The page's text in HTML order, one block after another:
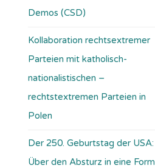
Demos (CSD)
Kollaboration rechtsextremer
Parteien mit katholisch-
nationalistischen –
rechtstextremen Parteien in
Polen
Der 250. Geburtstag der USA:
Über den Absturz in eine Form